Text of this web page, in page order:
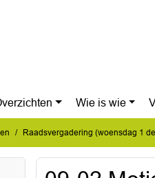
Wie is wie
Raadsvergadering (woensdag 1